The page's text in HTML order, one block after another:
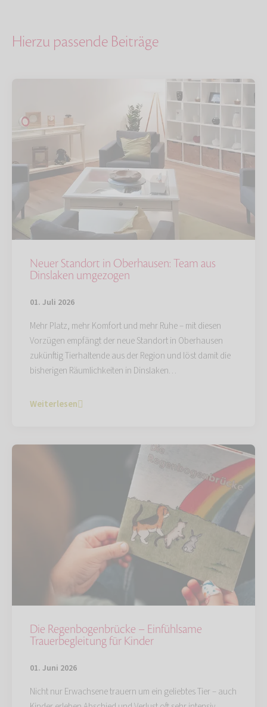
Hierzu passende Beiträge
Neuer Standort in Oberhausen: Team aus
Dinslaken umgezogen
01. Juli 2026
Mehr Platz, mehr Komfort und mehr Ruhe – mit diesen
Vorzügen empfängt der neue Standort in Oberhausen
zukünftig Tierhaltende aus der Region und löst damit die
bisherigen Räumlichkeiten in Dinslaken…
Weiterlesen
Die Regenbogenbrücke – Einfühlsame
Trauerbegleitung für Kinder
01. Juni 2026
Nicht nur Erwachsene trauern um ein geliebtes Tier – auch